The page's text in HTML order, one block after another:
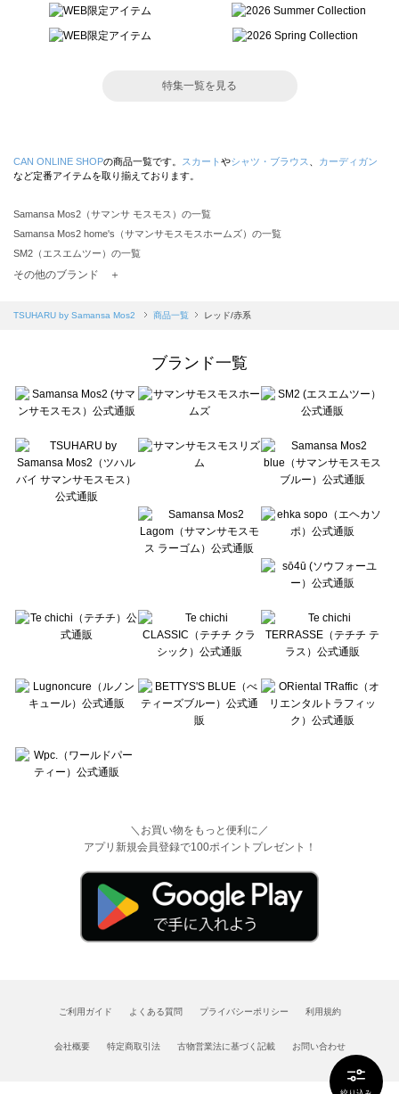
特集一覧を見る
CAN ONLINE SHOPの商品一覧です。 スカート やシャツ・ブラウス
カーディガン
など定番アイテムを取り揃えております。
Samansa Mos2（サマンサ モスモス）の一覧
Samansa Mos2 home's（サマンサモスモスホームズ）の一覧
SM2（エスエムツー）の一覧
TSUHARU by Samansa Mos2（ツハルバイサマンサモスモス）の一覧
Samansa Mos2 blue（サマンサモスモス ブルー）の一覧
Te chichi（テチチ）の一覧
Te chichi CLASSIC（テチチ クラシック）の一覧
Lugnoncure（ルノンキュール）の一覧
BETTY'S BLUE（べティーズブルー）の一覧
Wpc.（ワールドパーティー）の一覧
その他のブランド ＋
TSUHARU by Samansa Mos2 商品一覧 レッド/赤系
ブランド一覧
＼お買い物をもっと便利に／
アプリ新規会員登録で100ポイントプレゼント！
ご利用ガイド よくある質問 プライバシーポリシー 利用規約
会社概要 特定商取引法 古物営業法に基づく記載 お問い合わせ